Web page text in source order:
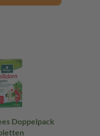
Doppelpack